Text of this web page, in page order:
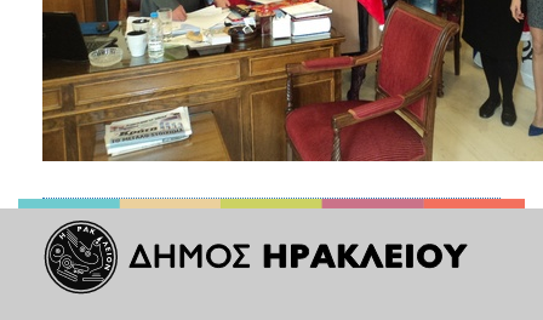
ΠΟΛΗ